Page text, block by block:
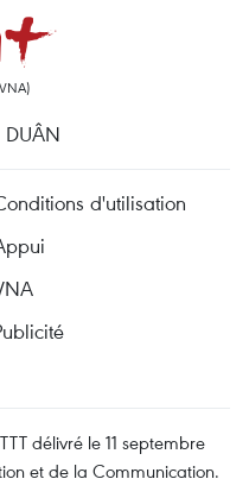
DUÂN
d'utilisation
délivré le 11 septembre
et de la Communication.